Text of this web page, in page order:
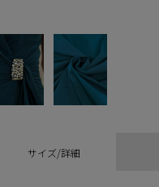
サイズ/詳細